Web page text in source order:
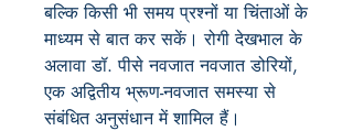
बल्कि किसी भी समय प्रश्नों या चिंताओं के
माध्यम से बात कर सकें। रोगी देखभाल के
अलावा डॉ. पीसे नवजात नवजात डोरियों,
एक अद्वितीय भ्रूण-नवजात समस्या से
संबंधित अनुसंधान में शामिल हैं।